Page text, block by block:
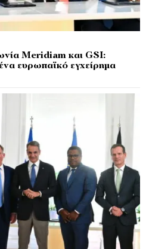
Meridiam και GSI:
ευρωπαϊκό εγχείρημα